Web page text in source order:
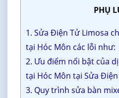
PHỤ
1. Sửa Điện Tử Limosa
tại Hóc Môn các lỗi như:
2. Ưu điểm nổi bật của
tại Hóc Môn tại Sửa
3. Quy trình sửa bàn